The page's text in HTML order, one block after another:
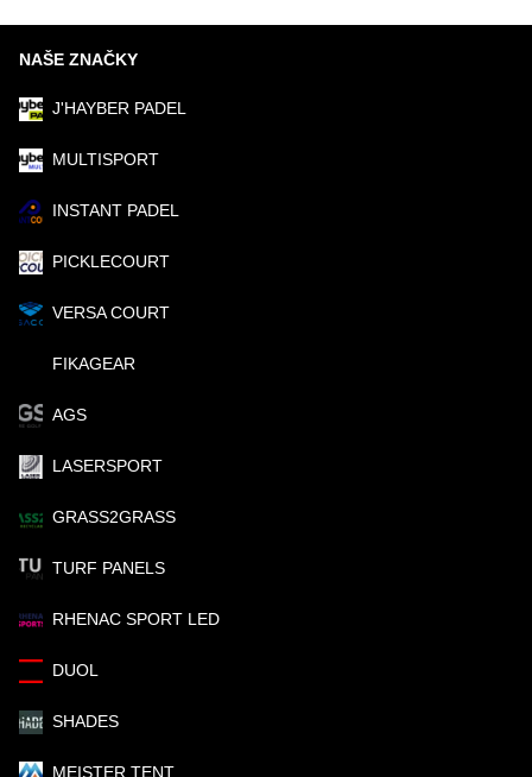
NAŠE ZNAČKY
J'HAYBER PADEL
MULTISPORT
INSTANT PADEL
PICKLECOURT
VERSA COURT
FIKAGEAR
AGS
LASERSPORT
GRASS2GRASS
TURF PANELS
RHENAC SPORT LED
DUOL
SHADES
MEISTER TENT